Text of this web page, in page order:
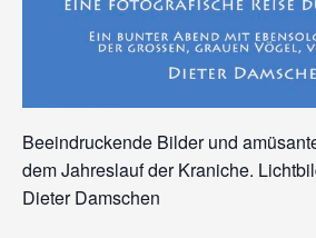
Beeindruckende Bilder und
dem Jahreslauf der Kraniche.
Dieter Damschen